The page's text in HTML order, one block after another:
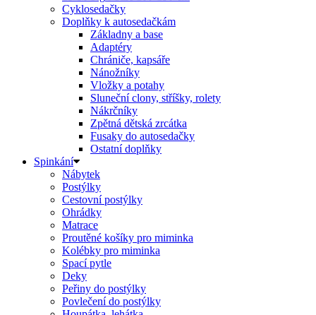
Cyklosedačky
Doplňky k autosedačkám
Základny a base
Adaptéry
Chrániče, kapsáře
Nánožníky
Vložky a potahy
Sluneční clony, stříšky, rolety
Nákrčníky
Zpětná dětská zrcátka
Fusaky do autosedačky
Ostatní doplňky
Spinkání
Nábytek
Postýlky
Cestovní postýlky
Ohrádky
Matrace
Proutěné košíky pro miminka
Kolébky pro miminka
Spací pytle
Deky
Peřiny do postýlky
Povlečení do postýlky